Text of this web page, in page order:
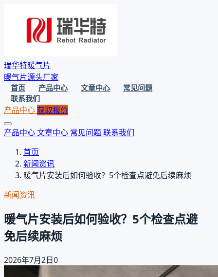
瑞华特暖气片
暖气片源头厂家
首页 产品中心 文章中心
常见问题
联系我们
产品中心获取报价
产品中心文章中心 常见问题联系我们
首页
新闻资讯
暖气片安装后如何验收？5个检查点避免后续麻烦
新闻资讯
暖气片安装后如何验收？5个检查点避
免后续麻烦
2026年7月2日0